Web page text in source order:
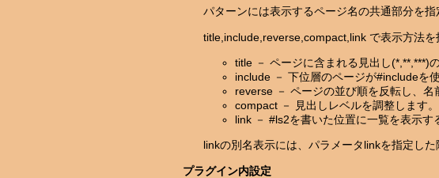
パターンには表示するページ名の共通部分を
title,include,reverse,compact,link で表示方法を
title － ページに含まれる見出し(*,**,***)
include － 下位層のページが#includeを
reverse － ページの並び順を反転し、
compact － 見出しレベルを調整します。
link － #ls2を書いた位置に一覧を表示
linkの別名表示には、パラメータlinkを指定し
プラグイン内設定